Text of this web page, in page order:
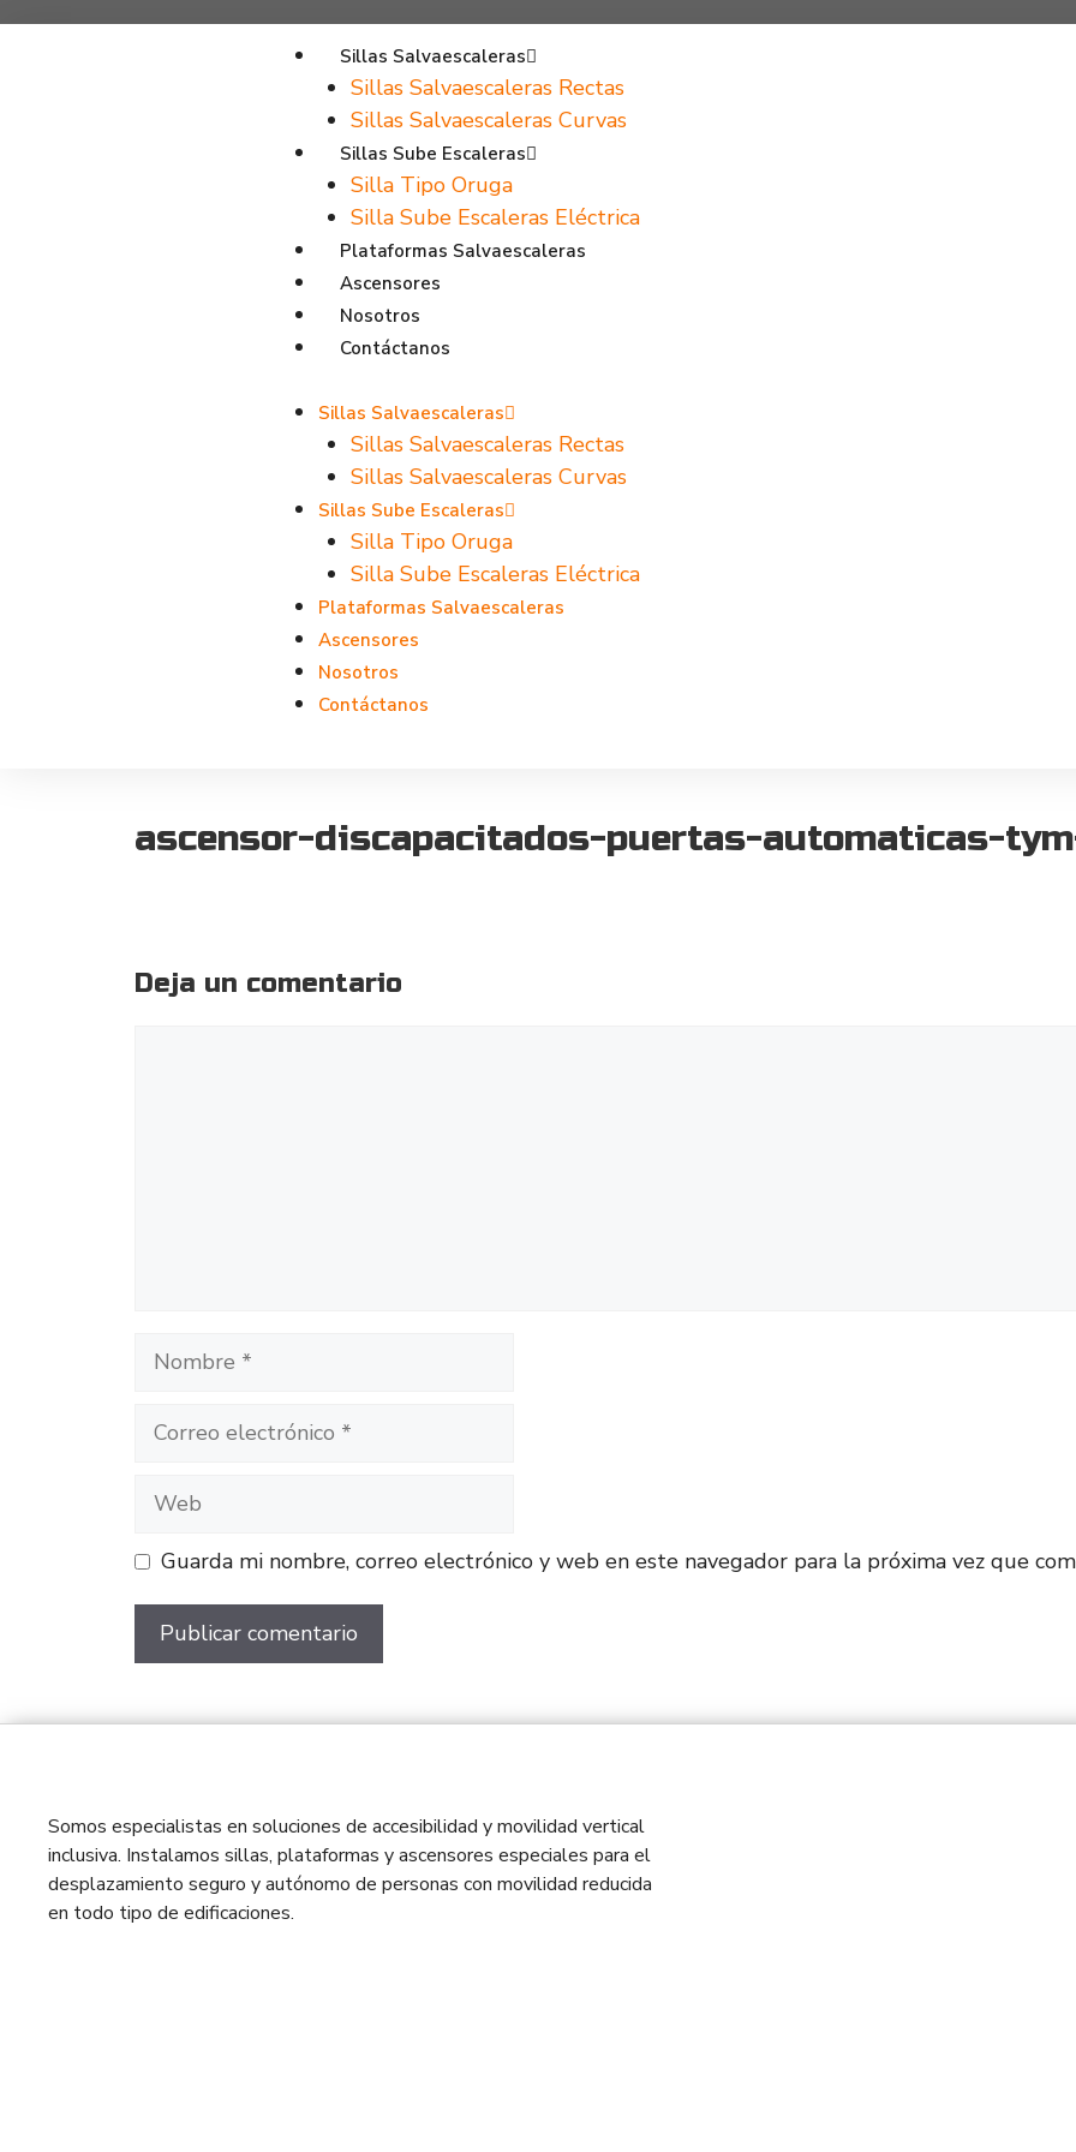
Sillas Salvaescaleras
Sillas Salvaescaleras Rectas
Sillas Salvaescaleras Curvas
Sillas Sube Escaleras
Silla Tipo Oruga
Silla Sube Escaleras Eléctrica
Plataformas Salvaescaleras
Ascensores
Nosotros
Contáctanos
Sillas Salvaescaleras
Sillas Salvaescaleras Rectas
Sillas Salvaescaleras Curvas
Sillas Sube Escaleras
Silla Tipo Oruga
Silla Sube Escaleras Eléctrica
Plataformas Salvaescaleras
Ascensores
Nosotros
Contáctanos
ascensor-discapacitados-puertas-automaticas-
Deja un comentario
Guarda mi nombre, correo electrónico y web en este navegador para la próxima vez que
Somos especialistas en soluciones de accesibilidad y movilidad vertical
inclusiva. Instalamos sillas, plataformas y ascensores especiales para el
desplazamiento seguro y autónomo de personas con movilidad reducida
en todo tipo de edificaciones.